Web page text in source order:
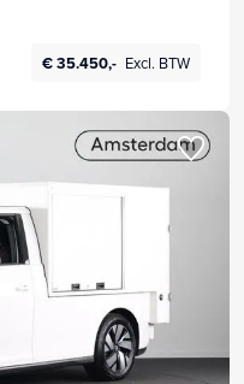
€ 35.450,- Excl. BTW